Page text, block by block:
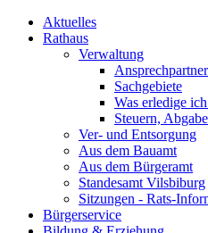
Aktuelles
Rathaus
Verwaltung
Ansprechpartner
Sachgebiete
Was erledige
Steuern,
Ver- und Entsorgung
Aus dem Bauamt
Aus dem Bürgeramt
Standesamt Vilsbiburg
Sitzungen - Rats-
Bürgerservice